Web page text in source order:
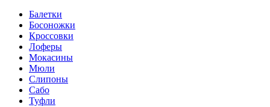
Балетки
Босоножки
Кроссовки
Лоферы
Мокасины
Мюли
Слипоны
Сабо
Туфли